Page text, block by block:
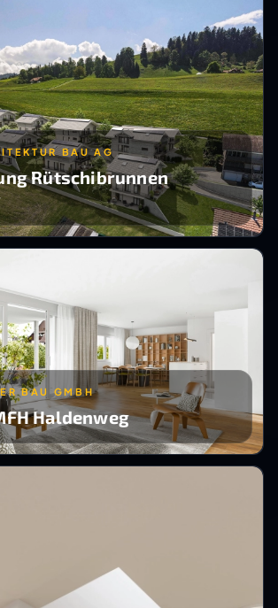
BAU AG
Rütschibrunnen
BAU GMBH
Haldenweg